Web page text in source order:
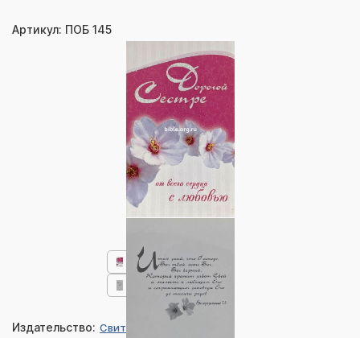
Артикул: ПОБ 145
Издательство: СвитАрт